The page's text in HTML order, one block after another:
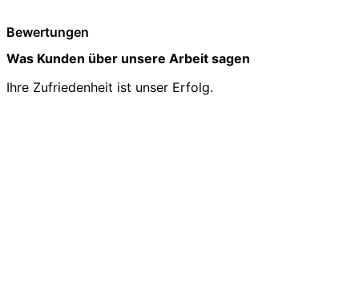
Bewertungen
Was Kunden über unsere Arbeit sagen
Ihre Zufriedenheit ist unser Erfolg.